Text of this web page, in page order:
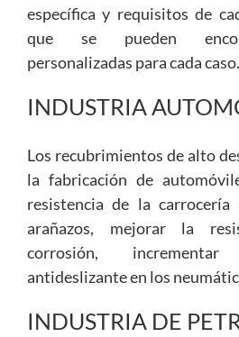
específica y requisitos de
que se pueden
personalizadas para cada caso.
INDUSTRIA
Los recubrimientos de alto
la fabricación de
resistencia de la
arañazos, mejorar la
corrosión,
antideslizante en los
INDUSTRIA DE